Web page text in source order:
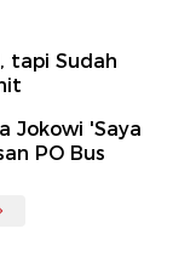
tapi Sudah
Jokowi 'Saya
PO Bus